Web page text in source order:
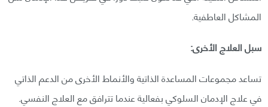
المشاكل العاطفية.
سبل العلاج الأخرى:
تساعد مجموعات المساعدة الذاتية والأنماط الأخرى من الدعم الذاتي
في علاج الإدمان السلوكي بفعالية عندما تترافق مع العلاج النفسي.